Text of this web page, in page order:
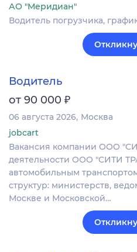
АО "Меридиан"
Водитель погрузчика,
Водитель
от 90 000 ₽
06 августа 2026 Москва
jobcart
Вакансия компании ООО
деятельности ООО "СИТИ
автомобильным
структур: министерств,
Москве и Московской…